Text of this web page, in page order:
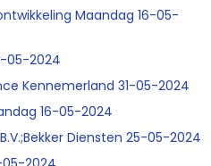
Maandag 16-05-
05-2024
Kennemerland 31-05-2024
16-05-2024
Diensten 25-05-2024